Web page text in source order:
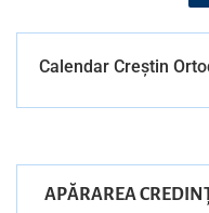
Calendar Creștin
APĂRAREA